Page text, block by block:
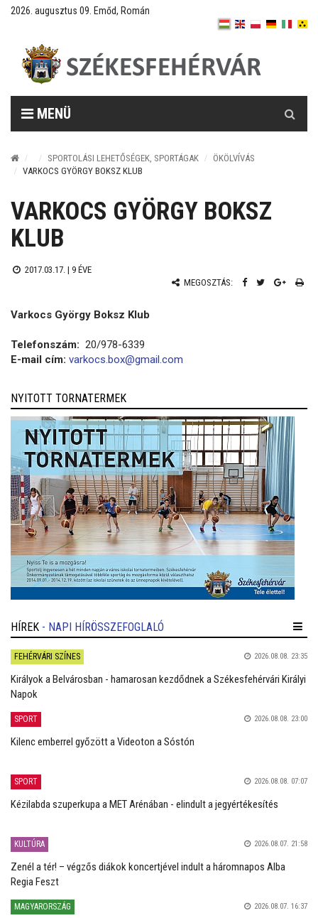
2026. augusztus 09. Emőd, Román
MENÜ
SPORTOLÁSI LEHETŐSÉGEK, SPORTÁGAK
ÖKÖLVÍVÁS
VARKOCS GYÖRGY BOKSZ KLUB
VARKOCS GYÖRGY BOKSZ
KLUB
2017.03.17. | 9 ÉVE
MEGOSZTÁS:
Varkocs György Boksz Klub
Telefonszám: 20/978-6339
E-mail cím: varkocs.box@gmail.com
NYITOTT TORNATERMEK
HÍREK - NAPI HÍRÖSSZEFOGLALÓ
FEHÉRVÁRI SZÍNES 2026.08.08. 23:35
Királyok a Belvárosban - hamarosan kezdődnek a Székesfehérvári Királyi
Napok
SPORT 2026.08.08. 23:00
Kilenc emberrel győzött a Videoton a Sóstón
SPORT 2026.08.08. 07:07
Kézilabda szuperkupa a MET Arénában - elindult a jegyértékesítés
KULTÚRA 2026.08.07. 21:58
Zenél a tér! – végzős diákok koncertjével indult a háromnapos Alba
Regia Feszt
MAGYARORSZÁG 2026.08.07. 16:37